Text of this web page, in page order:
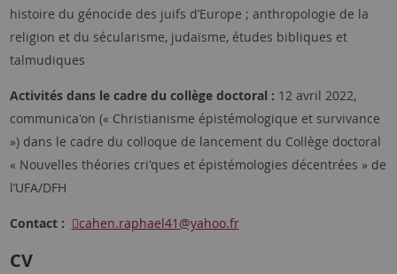
histoire du génocide des juifs d’Europe ; anthropologie de la
religion et du sécularisme, judaïsme, études bibliques et
talmudiques
Activités dans le cadre du collège doctoral : 12 avril 2022,
communica'on (« Christianisme épistémologique et survivance
») dans le cadre du colloque de lancement du Collège doctoral
« Nouvelles théories cri'ques et épistémologies décentrées » de
l’UFA/DFH
Contact : cahen.raphael41 @yahoo.fr
CV